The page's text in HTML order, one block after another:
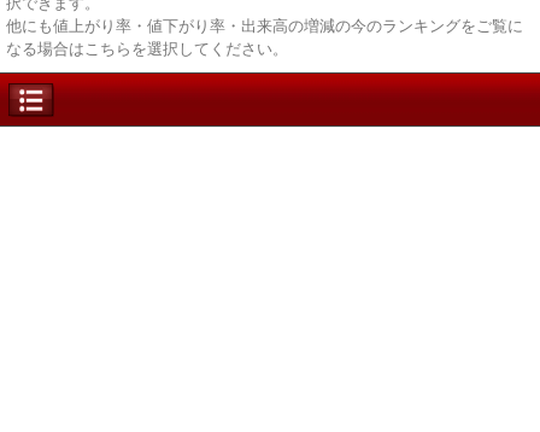
他にも値上がり率・値下がり率・出来高の増減の今のランキングをご覧に
なる場合はこちらを選択してください。